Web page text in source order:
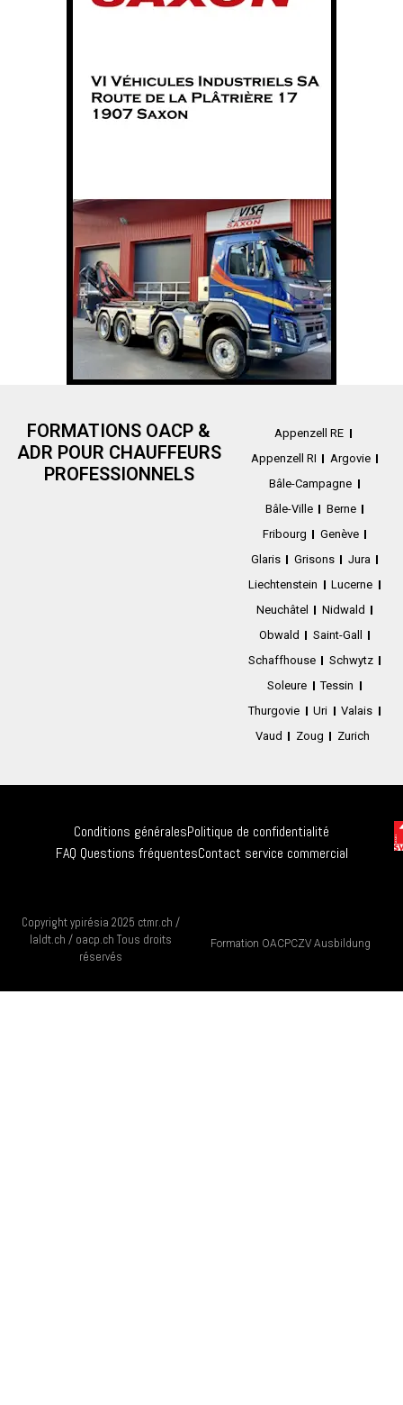
FORMATIONS OACP &
ADR POUR CHAUFFEURS
PROFESSIONNELS
Appenzell RE
Appenzell RI
Argovie
Bâle-Campagne
Bâle-Ville
Berne
Fribourg
Genève
Glaris
Grisons
Jura
Liechtenstein
Lucerne
Neuchâtel
Nidwald
Obwald
Saint-Gall
Schaffhouse
Schwytz
Soleure
Tessin
Thurgovie
Uri
Valais
Vaud
Zoug Zurich
Conditions généralesPolitique de confidentialité
FAQ Questions fréquentesContact service commercial
Copyright ypirésia 2025 ctmr.ch /
laldt.ch / oacp.ch Tous droits
réservés
Formation OACPCZV Ausbildung